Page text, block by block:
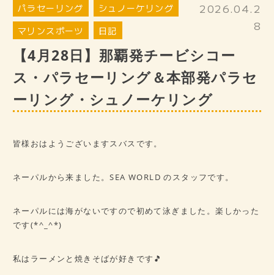
お客様の声
SDGsへ取り組み
スタッフ紹介
ギャラリー
スタッフブログ
アクセス
パラセーリング
シュノーケリング
マリンスポーツ
日記
2026.04.2
8
【4月28日】那覇発チービシコー
ス・パラセーリング＆本部発パラセ
ーリング・シュノーケリング
皆様おはようございますスバスです。
ネーパルから来ました。SEA WORLD のスタッフです。
ネーパルには海がないですので初めて泳ぎました。楽しかった
です(*^_^*)
私はラーメンと焼きそばが好きです🎵